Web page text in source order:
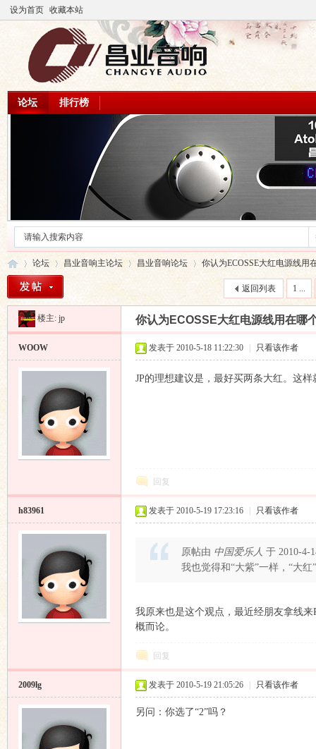
设为首页 收藏本站
论坛 排行榜
»
论坛
›
昌业音响主论坛 昌业音响论坛
›
你认为ECOSSE大红电源线用
1 ...
返回列表
楼主: jp 你认为ECOSSE大红电源线用在哪
WOOW 发表于 2010-5-18 11:22:30 只看该作者
JP的理想建议是，最好买两条大红。这样
回复
h83961 发表于 2010-5-19 17:23:16 只看该作者
原帖由 中国爱乐人 于 2010-4-
我也觉得和“大紫”一样，“大
我原来也是这个观点，最近经朋友拿线
概而论。
回复
2009lg 发表于 2010-5-19 21:05:26 只看该作者
另问：你选了“2”吗？